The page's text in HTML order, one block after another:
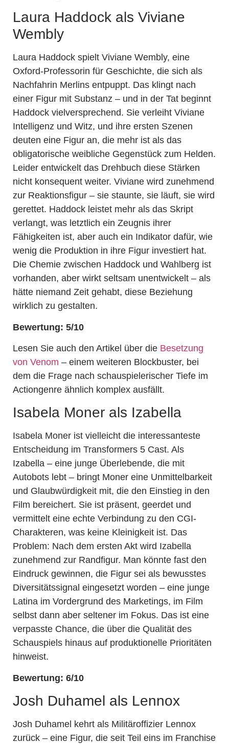
Laura Haddock als Viviane
Wembly
Laura Haddock spielt Viviane Wembly, eine
Oxford-Professorin für Geschichte, die sich als
Nachfahrin Merlins entpuppt. Das klingt nach
einer Figur mit Substanz – und in der Tat beginnt
Haddock vielversprechend. Sie verleiht Viviane
Intelligenz und Witz, und ihre ersten Szenen
deuten eine Figur an, die mehr ist als das
obligatorische weibliche Gegenstück zum Helden.
Leider entwickelt das Drehbuch diese Stärken
nicht konsequent weiter. Viviane wird zunehmend
zur Reaktionsfigur – sie staunte, sie läuft, sie wird
gerettet. Haddock leistet mehr als das Skript
verlangt, was letztlich ein Zeugnis ihrer
Fähigkeiten ist, aber auch ein Indikator dafür, wie
wenig die Produktion in ihre Figur investiert hat.
Die Chemie zwischen Haddock und Wahlberg ist
vorhanden, aber wirkt seltsam unentwickelt – als
hätte niemand Zeit gehabt, diese Beziehung
wirklich zu gestalten.
Bewertung: 5/10
Lesen Sie auch den Artikel über die Besetzung
von Venom – einem weiteren Blockbuster, bei
dem die Frage nach schauspielerischer Tiefe im
Actiongenre ähnlich komplex ausfällt.
Isabela Moner als Izabella
Isabela Moner ist vielleicht die interessanteste
Entscheidung im Transformers 5 Cast. Als
Izabella – eine junge Überlebende, die mit
Autobots lebt – bringt Moner eine Unmittelbarkeit
und Glaubwürdigkeit mit, die den Einstieg in den
Film bereichert. Sie ist präsent, geerdet und
vermittelt eine echte Verbindung zu den CGI-
Charakteren, was keine Kleinigkeit ist. Das
Problem: Nach dem ersten Akt wird Izabella
zunehmend zur Randfigur. Man könnte fast den
Eindruck gewinnen, die Figur sei als bewusstes
Diversitätssignal eingesetzt worden – eine junge
Latina im Vordergrund des Marketings, im Film
selbst dann aber seltener im Fokus. Das ist eine
verpasste Chance, die über die Qualität des
Schauspiels hinaus auf produktionelle Prioritäten
hinweist.
Bewertung: 6/10
Josh Duhamel als Lennox
Josh Duhamel kehrt als Militäroffizier Lennox
zurück – eine Figur, die seit Teil eins im Franchise